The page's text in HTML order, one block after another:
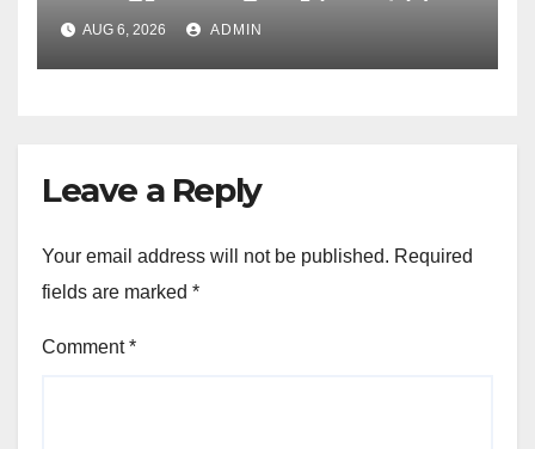
UJVNL लगाएगा 352 करोड़ का प्रोजेक्ट
AUG 6, 2026 ADMIN
Leave a Reply
Your email address will not be published. Required
fields are marked *
Comment*